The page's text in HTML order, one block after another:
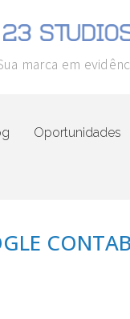
marca em
Oportunidades